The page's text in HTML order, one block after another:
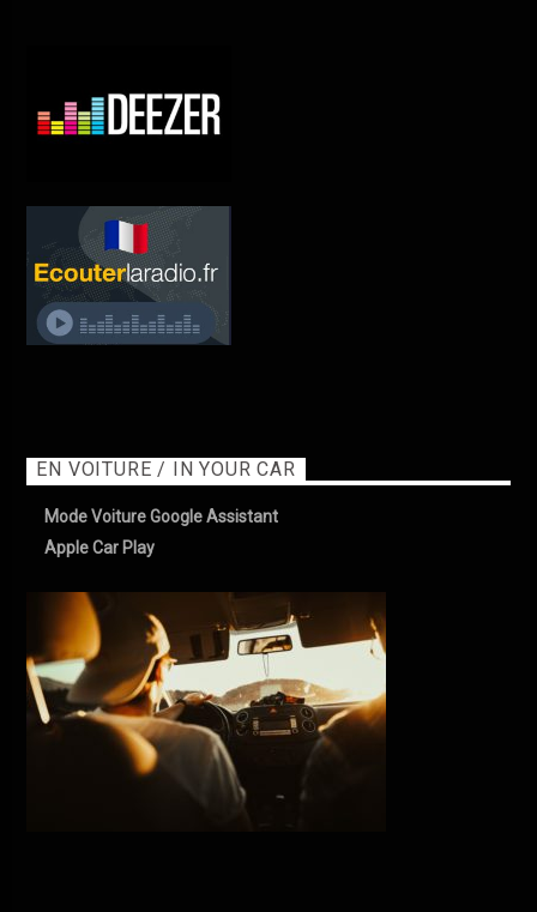
EN VOITURE / IN YOUR CAR
Mode Voiture Google Assistant
Apple Car Play